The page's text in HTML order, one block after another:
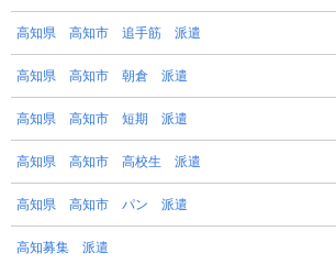
高知県 高知市 追手筋 派遣
高知県 高知市 朝倉 派遣
高知県 高知市 短期 派遣
高知県 高知市 高校生 派遣
高知県 高知市 パン 派遣
高知募集 派遣